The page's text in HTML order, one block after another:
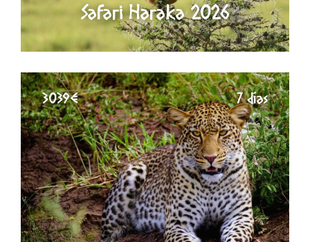
Safari Haraka 2026
3039€ 7 días